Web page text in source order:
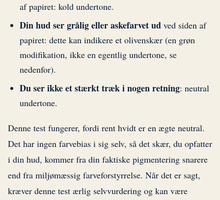
af papiret: kold undertone.
Din hud ser grålig eller askefarvet ud ved siden af
papiret: dette kan indikere et olivenskær (en grøn
modifikation, ikke en egentlig undertone, se
nedenfor).
Du ser ikke et stærkt træk i nogen retning: neutral
undertone.
Denne test fungerer, fordi rent hvidt er en ægte neutral.
Det har ingen farvebias i sig selv, så det skær, du opfatter
i din hud, kommer fra din faktiske pigmentering snarere
end fra miljømæssig farveforstyrrelse. Når det er sagt,
kræver denne test ærlig selvvurdering og kan være